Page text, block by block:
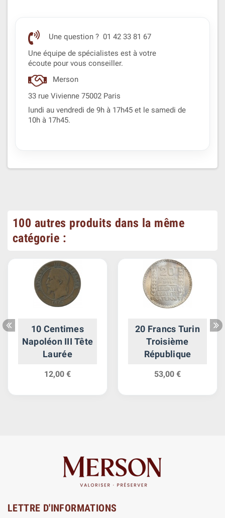
Une question ? 01 42 33 81 67
Une équipe de spécialistes est à votre
écoute pour vous conseiller.
Merson
33 rue Vivienne 75002 Paris
lundi au vendredi de 9h à 17h45 et le samedi de
10h à 17h45.
100 autres produits dans la même
catégorie :
10 Centimes
Napoléon III Tête
Laurée
12,00 €
20 Francs Turin
Troisième
République
53,00 €
LETTRE D'INFORMATIONS